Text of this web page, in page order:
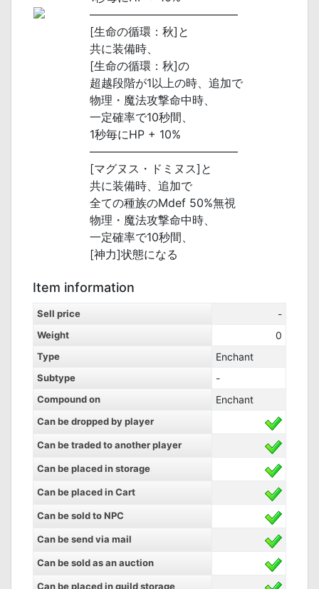
―――――――――――――
[生命の循環：秋]と
共に装備時、
[生命の循環：秋]の
超越段階が1以上の時、追加で
物理・魔法攻撃命中時、
一定確率で10秒間、
1秒毎にHP + 10%
―――――――――――――
[マグヌス・ドミヌス]と
共に装備時、追加で
全ての種族のMdef 50%無視
物理・魔法攻撃命中時、
一定確率で10秒間、
[神力]状態になる
Item information
Sell price -
Weight 0
Type Enchant
Subtype -
Compound on Enchant
Can be dropped by player
Can be traded to another player
Can be placed in storage
Can be placed in Cart
Can be sold to NPC
Can be send via mail
Can be sold as an auction
Can be placed in guild storage